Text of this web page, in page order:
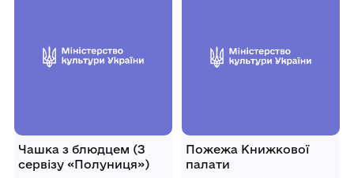
Чашка з блюдцем (З
сервізу «Полуниця»)
Пожежа Книжкової
палати